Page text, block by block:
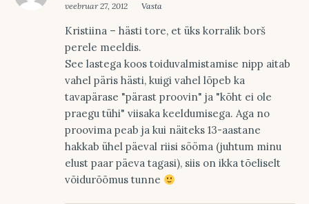
veebruar 27, 2012 Vasta
Kristiina – hästi tore, et üks korralik borš
perele meeldis.
See lastega koos toiduvalmistamise nipp aitab
vahel päris hästi, kuigi vahel lõpeb ka
tavapärase "pärast proovin" ja "kõht ei ole
praegu tühi" viisaka keeldumisega. Aga no
proovima peab ja kui näiteks 13-aastane
hakkab ühel päeval riisi sööma (juhtum minu
elust paar päeva tagasi), siis on ikka tõeliselt
võidurõõmus tunne